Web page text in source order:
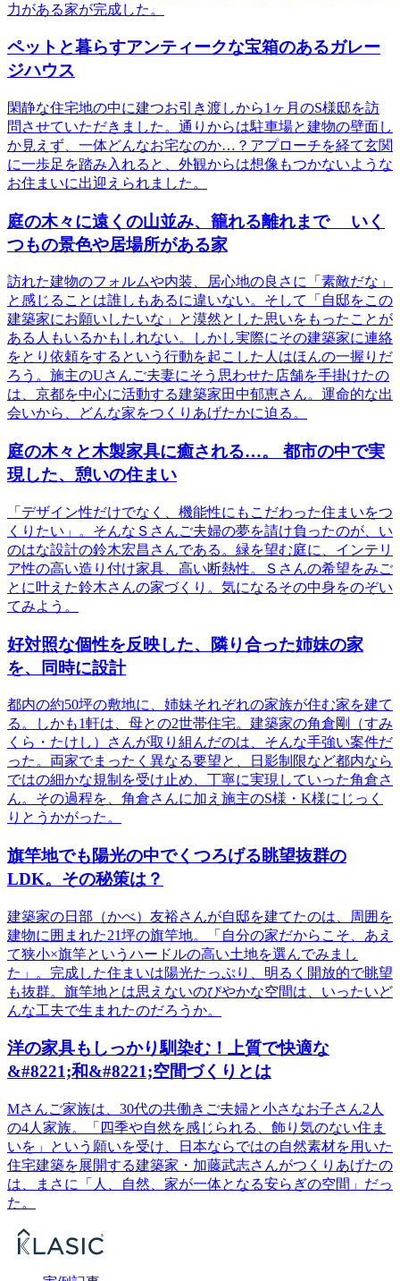
力がある家が完成した。
ペットと暮らすアンティークな宝箱のあるガレー
ジハウス
閑静な住宅地の中に建つお引き渡しから1ヶ月のS様邸を訪
問させていただきました。通りからは駐車場と建物の壁面し
か見えず、一体どんなお宅なのか…？アプローチを経て玄関
に一歩足を踏み入れると、外観からは想像もつかないような
お住まいに出迎えられました。
庭の木々に遠くの山並み、籠れる離れまで いく
つもの景色や居場所がある家
訪れた建物のフォルムや内装、居心地の良さに「素敵だな」
と感じることは誰しもあるに違いない。そして「自邸をこの
建築家にお願いしたいな」と漠然とした思いをもったことが
ある人もいるかもしれない。しかし実際にその建築家に連絡
をとり依頼をするという行動を起こした人はほんの一握りだ
ろう。施主のUさんご夫妻にそう思わせた店舗を手掛けたの
は、京都を中心に活動する建築家田中郁恵さん。運命的な出
会いから、どんな家をつくりあげたかに迫る。
庭の木々と木製家具に癒される…。 都市の中で実
現した、憩いの住まい
「デザイン性だけでなく、機能性にもこだわった住まいをつ
くりたい」。そんなＳさんご夫婦の夢を請け負ったのが、い
のはな設計の鈴木宏昌さんである。緑を望む庭に、インテリ
ア性の高い造り付け家具、高い断熱性。Ｓさんの希望をみご
とに叶えた鈴木さんの家づくり。気になるその中身をのぞい
てみよう。
好対照な個性を反映した、隣り合った姉妹の家
を、同時に設計
都内の約50坪の敷地に、姉妹それぞれの家族が住む家を建て
る。しかも1軒は、母との2世帯住宅。建築家の角倉剛（すみ
くら・たけし）さんが取り組んだのは、そんな手強い案件だ
った。両家でまったく異なる要望と、日影制限など都内なら
ではの細かな規制を受け止め、丁寧に実現していった角倉さ
ん。その過程を、角倉さんに加え施主のS様・K様にじっく
りとうかがった。
旗竿地でも陽光の中でくつろげる眺望抜群の
LDK。その秘策は？
建築家の日部（かべ）友裕さんが自邸を建てたのは、周囲を
建物に囲まれた21坪の旗竿地。「自分の家だからこそ、あえ
て狭小×旗竿というハードルの高い土地を選んでみまし
た」。完成した住まいは陽光たっぷり、明るく開放的で眺望
も抜群。旗竿地とは思えないのびやかな空間は、いったいど
んな工夫で生まれたのだろうか。
洋の家具もしっかり馴染む！上質で快適な
&#8221;和&#8221;空間づくりとは
Mさんご家族は、30代の共働きご夫婦と小さなお子さん2人
の4人家族。「四季や自然を感じられる、飾り気のない住ま
いを」という願いを受け、日本ならではの自然素材を用いた
住宅建築を展開する建築家・加藤武志さんがつくりあげたの
は、まさに「人、自然、家が一体となる安らぎの空間」だっ
た。